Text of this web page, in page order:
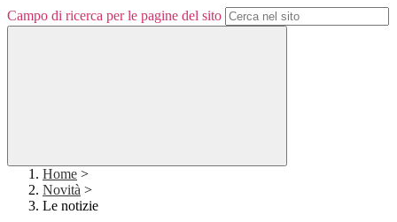
Campo di ricerca per le pagine del sito
Home >
Novità >
Le notizie